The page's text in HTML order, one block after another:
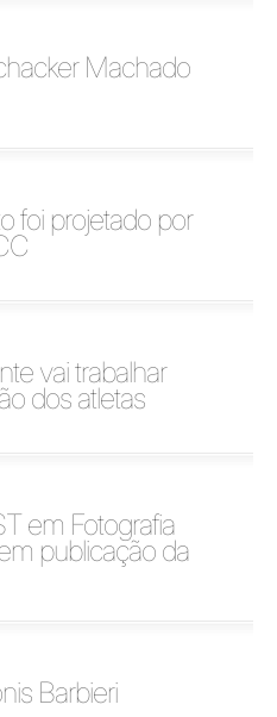
Machado
foi projetado por
vai trabalhar
dos atletas
em Fotografia
publicação da
Barbieri